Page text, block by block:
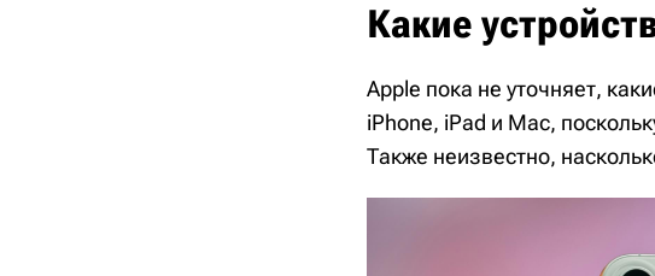
Какие
Apple пока не уточняет,
iPhone, iPad и Mac,
Также неизвестно,